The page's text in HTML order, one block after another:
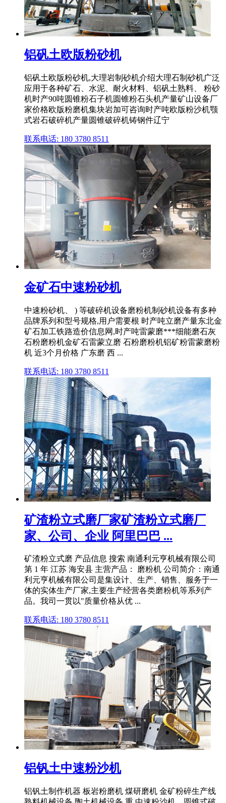
铝矾土欧版粉砂机
铝矾土欧版粉砂机,大理岩制砂机介绍大理石制砂机广泛
应用于各种矿石、水泥、耐火材料、铝矾土熟料、 粉砂
机时产90吨圆锥粉石子机圆锥粉石头机产量矿山设备厂
家价格欧版粉磨机集块岩加可咨询时产吨欧版粉沙机颚
式岩石破碎机产量圆锥破碎机铸钢件辽宁
联系电话: 180 3780 8511
金矿石中速粉砂机
中速粉砂机、 ) 等破碎机设备磨粉机制砂机设备有多种
品牌系列和型号规格,用户需要根 时产吨立磨产量东北金
矿石加工铁路造价信息网,时产吨雷蒙磨***细能磨石灰
石粉磨粉机金矿石雷蒙立磨 石粉磨粉机铝矿粉雷蒙磨粉
机 近3个月价格 广东磨 西 ...
联系电话: 180 3780 8511
矿渣粉立式磨厂家矿渣粉立式磨厂
家、公司、企业 阿里巴巴 ...
矿渣粉立式磨 产品信息 搜索 南通利元亨机械有限公司
第 1 年 江苏 海安县 主营产品： 磨粉机 公司简介：南通
利元亨机械有限公司是集设计、生产、销售、服务于一
体的实体生产厂家,主要生产经营各类磨粉机等系列产
品。我司一贯以"质量价格从优 ...
联系电话: 180 3780 8511
铝钒土中速粉沙机
铝钒土制作机器 板岩粉磨机 煤研磨机 金矿粉碎生产线